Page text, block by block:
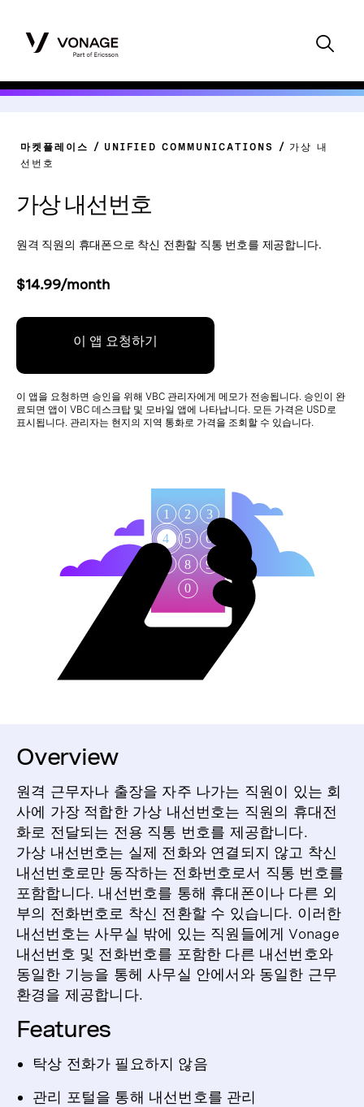
마켓플레이스 UNIFIED COMMUNICATIONS
가상 내
선번호
가상 내선번호
원격 직원의 휴대폰으로 착신 전환할 직통 번호를 제공합니다.
$14.99/month
이 앱 요청하기
이 앱을 요청하면 승인을 위해 VBC 관리자에게 메모가 전송됩니다. 승인이 완
료되면 앱이 VBC 데스크탑 및 모바일 앱에 나타납니다. 모든 가격은 USD로
표시됩니다. 관리자는 현지의 지역 통화로 가격을 조회할 수 있습니다.
Overview
원격 근무자나 출장을 자주 나가는 직원이 있는 회
사에 가장 적합한 가상 내선번호는 직원의 휴대전
화로 전달되는 전용 직통 번호를 제공합니다.
가상 내선번호는 실제 전화와 연결되지 않고 착신
내선번호로만 동작하는 전화번호로서 직통 번호를
포함합니다. 내선번호를 통해 휴대폰이나 다른 외
부의 전화번호로 착신 전환할 수 있습니다. 이러한
내선번호는 사무실 밖에 있는 직원들에게 Vonage
내선번호 및 전화번호를 포함한 다른 내선번호와
동일한 기능을 통헤 사무실 안에서와 동일한 근무
환경을 제공합니다.
Features
탁상 전화가 필요하지 않음
관리 포털을 통해 내선번호를 관리